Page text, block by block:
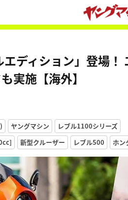
ディション」登場！
実施【海外】
ヤングマシン
レブル1100シリーズ
新型クルーザー レブル500 ホン